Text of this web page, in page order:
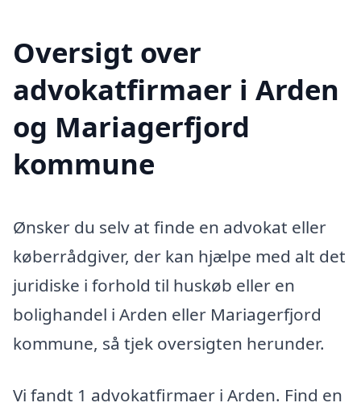
Oversigt over
advokatfirmaer i Arden
og Mariagerfjord
kommune
Ønsker du selv at finde en advokat eller
køberrådgiver, der kan hjælpe med alt det
juridiske i forhold til huskøb eller en
bolighandel i Arden eller Mariagerfjord
kommune, så tjek oversigten herunder.
Vi fandt 1 advokatfirmaer i Arden. Find en